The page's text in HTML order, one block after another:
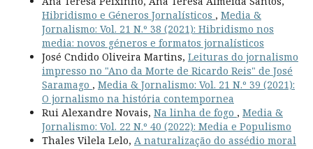
Hibridismo e Géneros Jornalísticos , Media &
Jornalismo: Vol. 21 N.º 38 (2021): Hibridismo nos
media: novos géneros e formatos jornalísticos
José Cndido Oliveira Martins, Leituras do jornalismo
impresso no "Ano da Morte de Ricardo Reis" de José
Saramago , Media & Jornalismo: Vol. 21 N.º 39 (2021):
O jornalismo na história contempornea
Rui Alexandre Novais, Na linha de fogo , Media &
Jornalismo: Vol. 22 N.º 40 (2022): Media e Populismo
Thales Vilela Lelo, A naturalização do assédio moral